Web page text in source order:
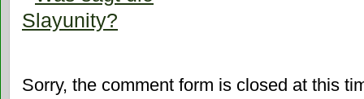
Sorry, the comment form is closed at this